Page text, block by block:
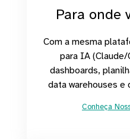
Para onde
Com a mesma
para IA (Claude/
dashboards,
data warehouses e
Conheça